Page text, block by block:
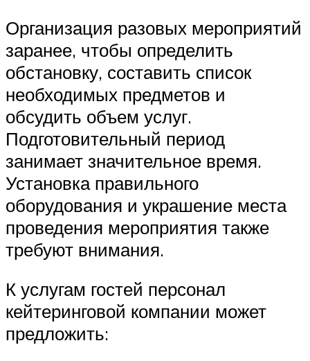
Организация разовых мероприятий
заранее, чтобы определить
обстановку, составить список
необходимых предметов и
обсудить объем услуг.
Подготовительный период
занимает значительное время.
Установка правильного
оборудования и украшение места
проведения мероприятия также
требуют внимания.
К услугам гостей персонал
кейтеринговой компании может
предложить: